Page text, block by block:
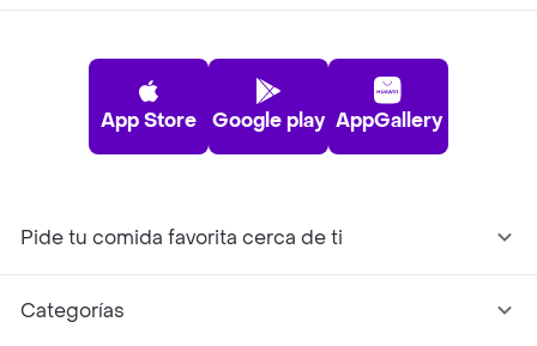
App Store Google play AppGallery
Pide tu comida favorita cerca de ti
Categorías